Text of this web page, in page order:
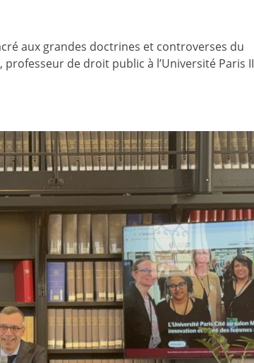
aux grandes doctrines et controverses du
de droit public à l’Université Paris II